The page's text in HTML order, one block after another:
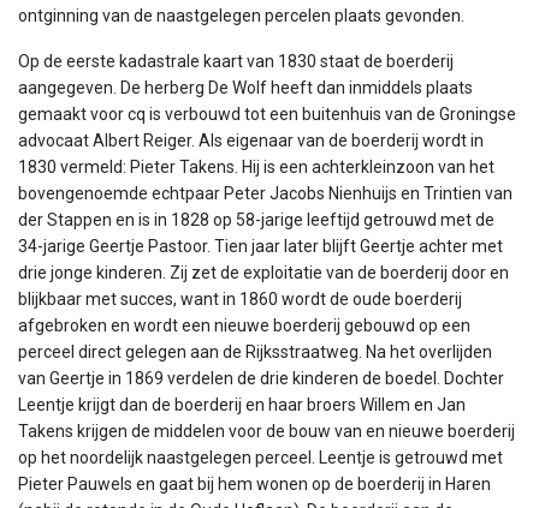
ontginning van de naastgelegen percelen plaats gevonden.
Op de eerste kadastrale kaart van 1830 staat de boerderij
aangegeven. De herberg De Wolf heeft dan inmiddels plaats
gemaakt voor cq is verbouwd tot een buitenhuis van de Groningse
advocaat Albert Reiger. Als eigenaar van de boerderij wordt in
1830 vermeld: Pieter Takens. Hij is een achterkleinzoon van het
bovengenoemde echtpaar Peter Jacobs Nienhuijs en Trintien van
der Stappen en is in 1828 op 58-jarige leeftijd getrouwd met de
34-jarige Geertje Pastoor. Tien jaar later blijft Geertje achter met
drie jonge kinderen. Zij zet de exploitatie van de boerderij door en
blijkbaar met succes, want in 1860 wordt de oude boerderij
afgebroken en wordt een nieuwe boerderij gebouwd op een
perceel direct gelegen aan de Rijksstraatweg. Na het overlijden
van Geertje in 1869 verdelen de drie kinderen de boedel. Dochter
Leentje krijgt dan de boerderij en haar broers Willem en Jan
Takens krijgen de middelen voor de bouw van en nieuwe boerderij
op het noordelijk naastgelegen perceel. Leentje is getrouwd met
Pieter Pauwels en gaat bij hem wonen op de boerderij in Haren